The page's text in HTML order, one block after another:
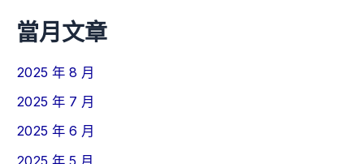
當月文章
2025 年 8 月
2025 年 7 月
2025 年 6 月
2025 年 5 月